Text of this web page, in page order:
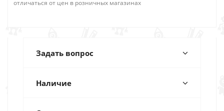
отличаться от цен в розничных магазинах
Задать вопрос
Наличие